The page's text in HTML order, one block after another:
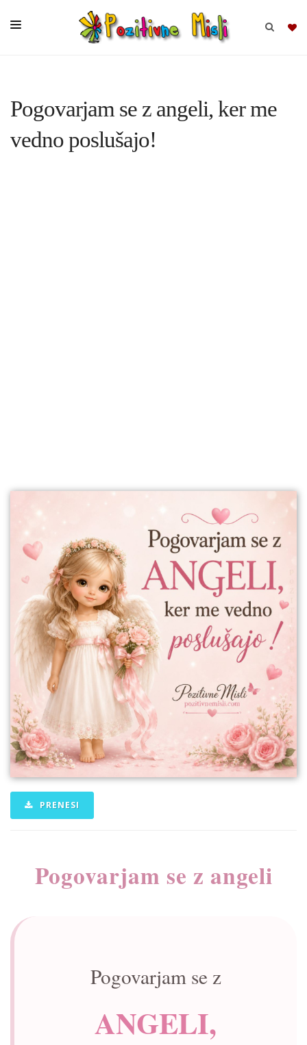
SKUPINE
MISLI
Pogovarjam se z angeli, ker me
vedno poslušajo!
PRENESI
Pogovarjam se z angeli
Pogovarjam se z
ANGELI,